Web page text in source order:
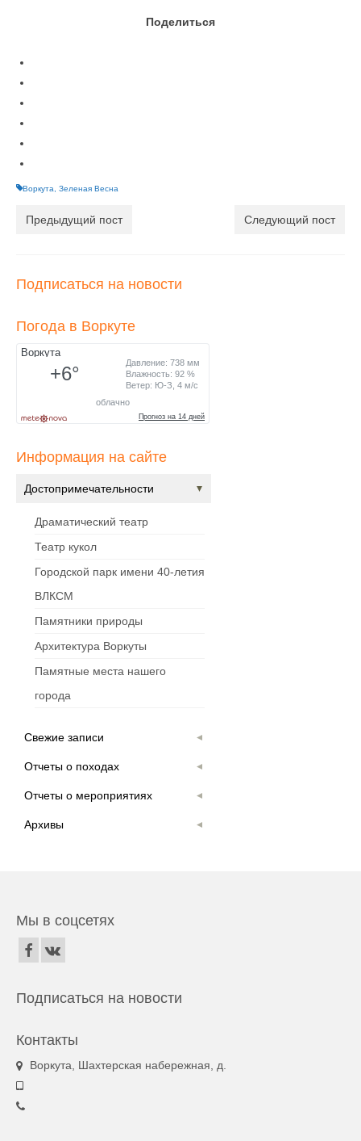
Поделиться
Воркута Зеленая Весна
Предыдущий пост Следующий пост
Подписаться на новости
Погода в Воркуте
Информация на сайте
Достопримечательности
Драматический театр
Театр кукол
Городской парк имени 40-летия
ВЛКСМ
Памятники природы
Архитектура Воркуты
Памятные места нашего
города
Свежие записи
Отчеты о походах
Отчеты о мероприятиях
Архивы
Мы в соцсетях
Подписаться на новости
Контакты
Воркута, Шахтерская набережная, д.